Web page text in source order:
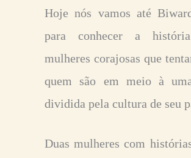
Hoje nós vamos até
para conhecer a
mulheres corajosas que
quem são em meio à
dividida pela cultura de seu
Duas mulheres com